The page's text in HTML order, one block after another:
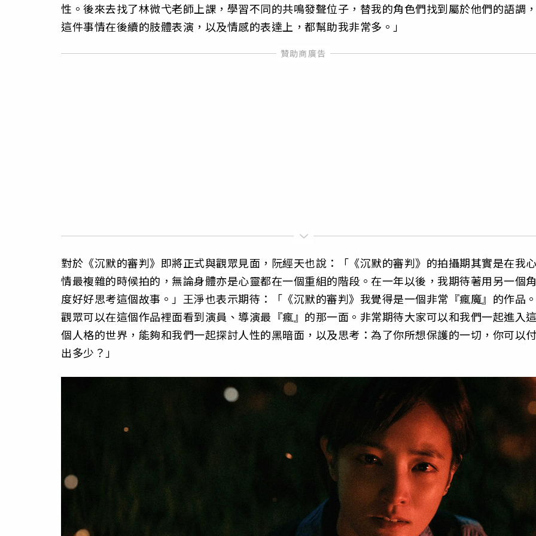
性。後來去找了林微弋老師上課，學習不同的共鳴發聲位子，替我的角色們找到屬於他們的語調
這件事情在後續的肢體表演，以及情感的表達上，都幫助我非常多。」
對於《沉默的審判》即將正式與觀眾見面，阮經天也說：「《沉默的審判》的拍攝期其實是在我
情最複雜的時候拍的，無論身體亦是心靈都在一個重組的階段。在一年以後，我期待著用另一個
度好好思考這個故事。」王淨也表示期待：「《沉默的審判》我覺得是一個非常『瘋魔』的作品
觀眾可以在這個作品裡面看到演員、導演最『瘋』的那一面。非常期待大家可以和我們一起進入
個人格的世界，能夠和我們一起探討人性的黑暗面，以及思考：為了你所想保護的一切，你可以
出多少？」